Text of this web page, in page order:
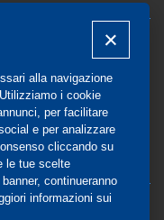
alla navigazione
i cookie
per facilitare
e per analizzare
cliccando su
le tue scelte
banner, continueranno
informazioni sui